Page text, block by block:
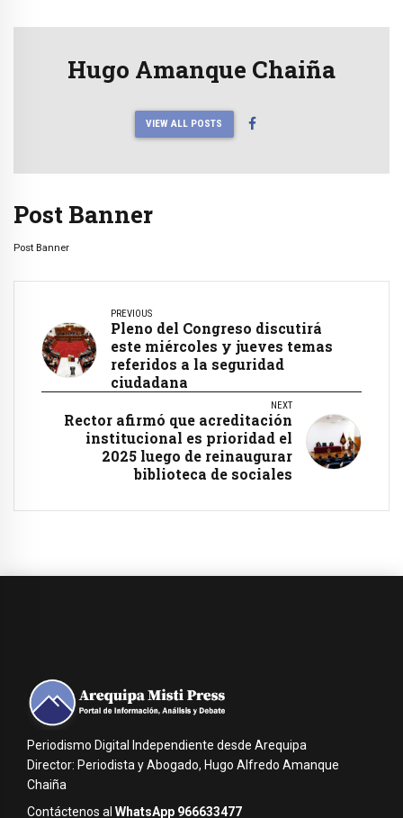
Hugo Amanque Chaiña
VIEW ALL POSTS
Post Banner
Post Banner
PREVIOUS
Pleno del Congreso discutirá
este miércoles y jueves temas
referidos a la seguridad
ciudadana
NEXT
Rector afirmó que acreditación
institucional es prioridad el
2025 luego de reinaugurar
biblioteca de sociales
Periodismo Digital Independiente desde Arequipa
Director: Periodista y Abogado, Hugo Alfredo Amanque
Chaiña
Contáctenos al WhatsApp 966633477